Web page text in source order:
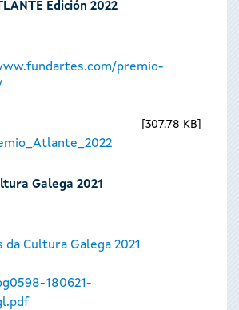
Edición 2022
premio-
307.78 KB
Galega 2021
da Cultura Galega 2021
180621-